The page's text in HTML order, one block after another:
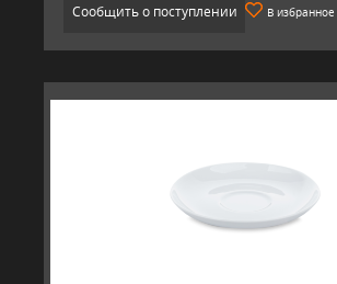
Сообщить о поступлении В избранное